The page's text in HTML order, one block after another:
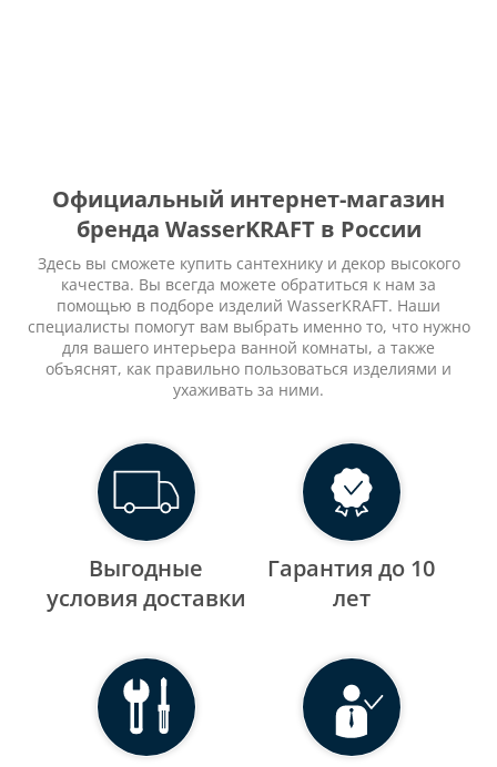
Официальный интернет-магазин
бренда WasserKRAFT в России
Здесь вы сможете купить сантехнику и декор высокого
качества. Вы всегда можете обратиться к нам за
помощью в подборе изделий WasserKRAFT. Наши
специалисты помогут вам выбрать именно то, что нужно
для вашего интерьера ванной комнаты, а также
объяснят, как правильно пользоваться изделиями и
ухаживать за ними.
Выгодные
уcловия доставки
Гарантия до 10
лет